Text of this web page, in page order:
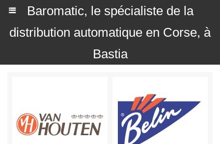
Baromatic, le spécialiste de la
distribution automatique en Corse, à
Bastia